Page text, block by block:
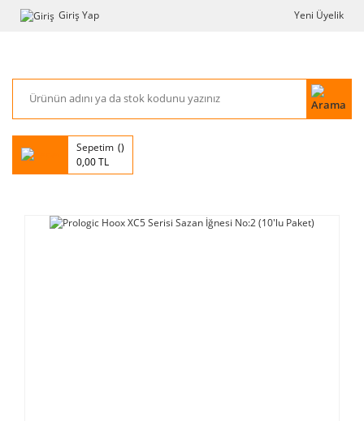
Giriş Yap Yeni Üyelik
Sepetim
0,00 TL